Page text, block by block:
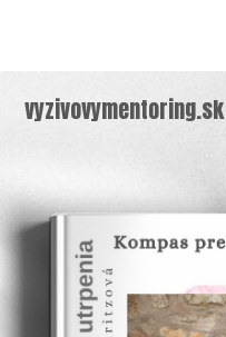
vyzivovymentoring.sk